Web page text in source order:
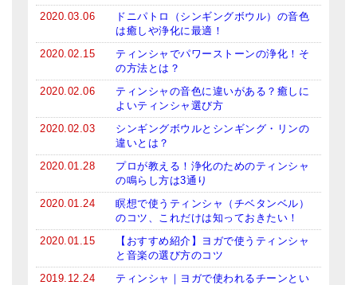
2020.03.06
ドニパトロ（シンギングボウル）の音色
は癒しや浄化に最適！
2020.02.15
ティンシャでパワーストーンの浄化！そ
の方法とは？
2020.02.06
ティンシャの音色に違いがある？癒しに
よいティンシャ選び方
2020.02.03
シンギングボウルとシンギング・リンの
違いとは？
2020.01.28
プロが教える！浄化のためのティンシャ
の鳴らし方は3通り
2020.01.24
瞑想で使うティンシャ（チベタンベル）
のコツ、これだけは知っておきたい！
2020.01.15
【おすすめ紹介】ヨガで使うティンシャ
と音楽の選び方のコツ
2019.12.24
ティンシャ｜ヨガで使われるチーンとい